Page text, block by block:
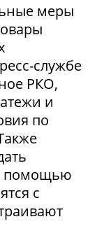
меры
службе
РКО,
и
по
помощью
с